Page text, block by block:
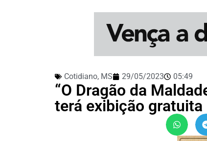
Cotidiano, MS 29/05/2023 05:49
“O Dragão da
terá exibição